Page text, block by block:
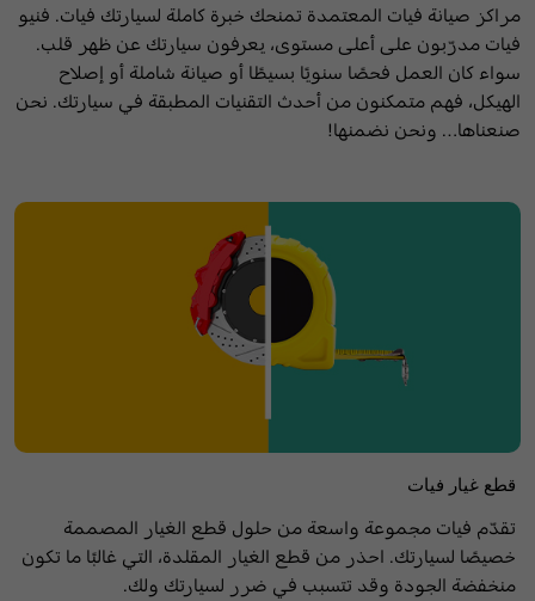
مراكز صيانة فيات المعتمدة تمنحك خبرة كاملة لسيارتك فيات. فنيو
فيات مدرّبون على أعلى مستوى، يعرفون سيارتك عن ظهر قلب.
سواء كان العمل فحصًا سنويًا بسيطًا أو صيانة شاملة أو إصلاح
الهيكل، فهم متمكنون من أحدث التقنيات المطبقة في سيارتك. نحن
صنعناها… ونحن نضمنها!
قطع غيار فيات
تقدّم فيات مجموعة واسعة من حلول قطع الغيار المصممة
خصيصًا لسيارتك. احذر من قطع الغيار المقلدة، التي غالبًا ما تكون
منخفضة الجودة وقد تتسبب في ضرر لسيارتك ولك.